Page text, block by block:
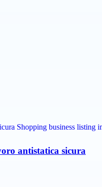
antistatica sicura